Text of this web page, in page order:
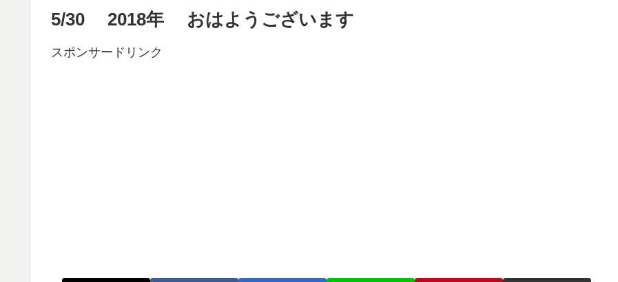
5/30 2018年 おはようございます
スポンサードリンク